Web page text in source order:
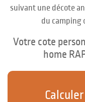
suivant une décote
du camping
Votre cote
home